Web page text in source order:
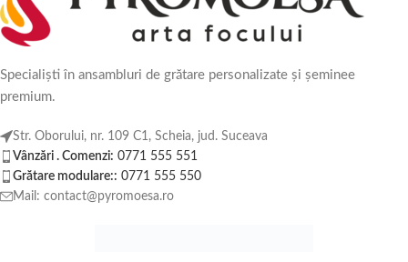
Specialiști în ansambluri de grătare personalizate și șeminee
premium.
Str. Oborului, nr. 109 C1, Scheia, jud. Suceava
Vânzări . Comenzi: 0771 555 551
Grătare modulare:: 0771 555 550
Mail: contact@pyromoesa.ro